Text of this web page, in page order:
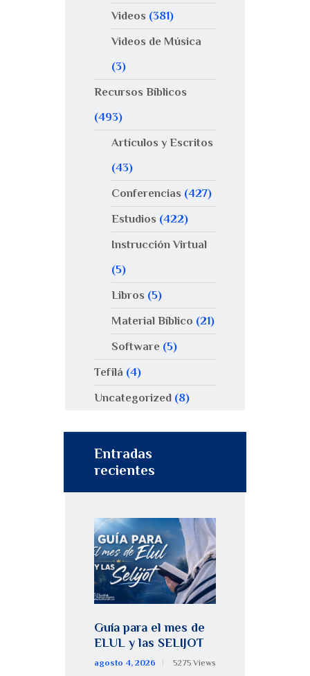
Videos (381)
Videos de Música
(3)
Recursos Bíblicos
(493)
Artículos y Escritos
(43)
Conferencias (427)
Estudios (422)
Instrucción Virtual
(5)
Libros (5)
Material Bíblico (21)
Software(5)
Tefilá (4)
Uncategorized (8)
Entradas
recientes
Guía para el mes de
ELUL y las SELIJOT
agosto 4, 2026 5275 Views